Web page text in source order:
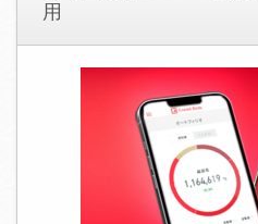
用